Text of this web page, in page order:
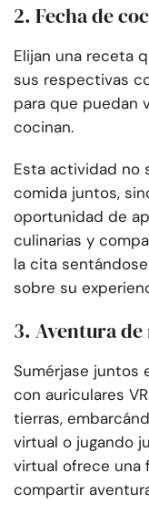
2. Fecha de
Elijan una receta
sus respectivas
para que puedan
cocinan.
Esta actividad no
comida juntos,
oportunidad de
culinarias y
la cita
sobre su
3. Aventura
Sumérjase juntos
con auriculares
tierras,
virtual o jugando
virtual ofrece una
compartir